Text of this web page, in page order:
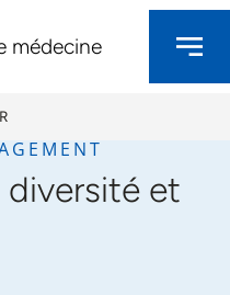
médecine
diversité et